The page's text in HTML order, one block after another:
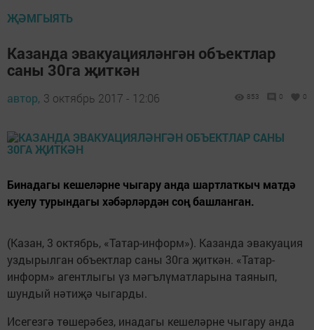
ҖӘМГЫЯТЬ
Казанда эвакуацияләнгән объектлар
саны 30га җиткән
автор, 3 октябрь 2017 - 12:06 853 0 0
Бинадагы кешеләрне чыгару анда шартлаткыч матдә
куелу турындагы хәбәрләрдән соң башланган.
(Казан, 3 октябрь, «Татар-информ»). Казанда эвакуация
уздырылган объектлар саны 30га җиткән. «Татар-
информ» агентлыгы үз мәгълүматларына таянып,
шундый нәтиҗә чыгарды.
Исегезгә төшерәбез, инадагы кешеләрне чыгару анда